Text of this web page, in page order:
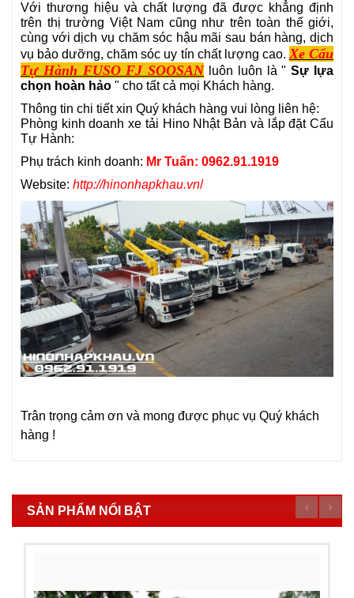
Với thương hiệu và chất lượng đã được khẳng định
trên thị trường Việt Nam cũng như trên toàn thế giới,
cùng với dịch vụ chăm sóc hậu mãi sau bán hàng, dịch
vụ bảo dưỡng, chăm sóc uy tín chất lượng cao. Xe Cẩu
Tự Hành FUSO FJ SOOSANluôn luôn là "Sự lựa
chọn hoàn hảo " cho tất cả mọi Khách hàng.
Thông tin chi tiết xin Quý khách hàng vui lòng liên hệ:
Phòng kinh doanhxe tải HinoNhật Bản và lắp đặtCẩu
Tự Hành:
Phụ trách kinh doanh: Mr Tuấn: 0962.91.1919
Website: http://hinonhapkhau.vn/
Trân trọng cảm ơn và mong được phục vụ Quý khách
hàng !
SẢN PHẨM NỔI BẬT